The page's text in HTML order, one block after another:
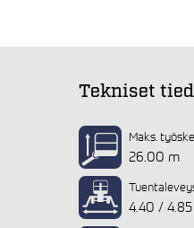
Tekniset
Maks.
26.00 m
4.40 /